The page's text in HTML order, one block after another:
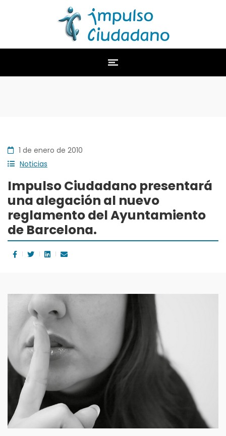
1 de enero de 2010
Noticias
Impulso Ciudadano presentará
una alegación al nuevo
reglamento del Ayuntamiento
de Barcelona.